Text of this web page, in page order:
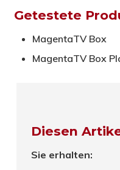
Getestete
MagentaTV Box
MagentaTV Box
Diesen
Sie erhalten: